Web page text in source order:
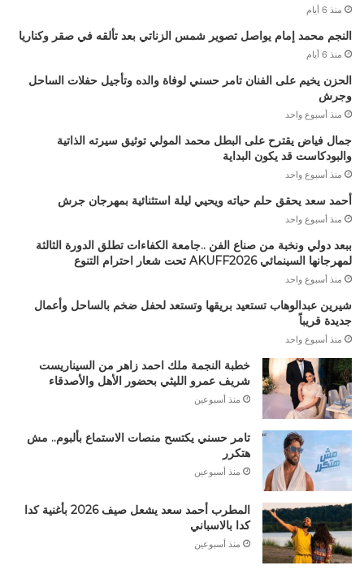
منذ 6 أيام
النجم محمد إمام يواصل تصوير شمس الزناتي بعد تألقه في صقر وكناريا
منذ 6 أيام
الحزن يخيم على الفنان تامر حسني لوفاة والده وتأجيل حفلات الساحل
وجرش
منذ أسبوع واحد
جمال فياض يقترح على البطل محمد المولي توثيق سيرته الذاتية
والبودكاست قد يكون البداية
منذ أسبوع واحد
أحمد سعد يحقق حلم حياته ويحيي ليلة استثنائية بمهرجان جرش
منذ أسبوع واحد
ببعد دولي ونخبة من صناع الفن ..جامعة الكفاءات تطلق الدورة الثالثة
لمهرجانها السينمائي AKUFF2026 تحت شعار احترام التنوع
منذ أسبوع واحد
شيرين عبدالوهاب تستعيد بريقها وتستعد لحفل ضخم بالساحل وأعمال
جديدة قريباً
منذ أسبوع واحد
خطبة النجمة ملك احمد زاهر من السيناريست
شريف عمرو الليثي بحضور الأهل والأصدقاء
منذ أسبوعين
تامر حسني يكتسح منصات الاستماع بألبوم.. مش
هتكرر
منذ أسبوعين
المطرب أحمد سعد يشعل صيف 2026 بأغنية كدا
كدا بالاسباني
منذ أسبوعين